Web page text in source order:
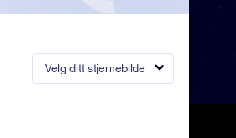
Velg ditt stjernebilde